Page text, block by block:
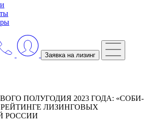
Заявка на лизинг
ПОЛУГОДИЯ 2023 ГОДА: «СОБИ-
РЕЙТИНГЕ ЛИЗИНГОВЫХ
РОССИИ